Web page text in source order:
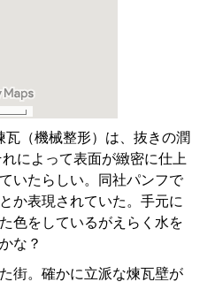
瓦（機械整形）は、抜きの潤
によって表面が緻密に仕上
いたらしい。同社パンフで
か表現されていた。手元に
色をしているがえらく水を
な？
街。確かに立派な煉瓦壁が